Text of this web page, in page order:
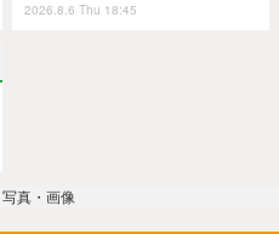
2026.8.6 Thu 18:45
写真・画像